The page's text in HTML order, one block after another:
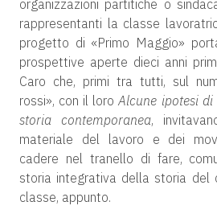
organizzazioni partitiche o
rappresentanti la classe
progetto di «Primo Maggio»
prospettive aperte dieci anni
Caro che, primi tra tutti, sul
rossi», con il loroAlcune ipotesi
storia contemporanea,
materiale del lavoro e dei
cadere nel tranello di fare,
storia integrativa della storia del
classe, appunto.